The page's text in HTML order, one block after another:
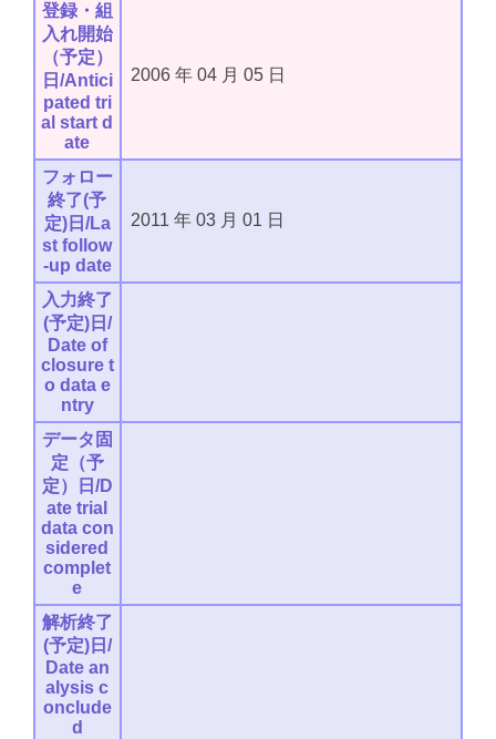
登録・組
入れ開始
（予定）
日/Antici
pated tri
al start d
ate
2006 年 04 月 05 日
フォロー
終了(予
定)日/La
st follow
-up date
2011 年 03 月 01 日
入力終了
(予定)日/
Date of
closure t
o data e
ntry
データ固
定（予
定）日/D
ate trial
data con
sidered
complet
e
解析終了
(予定)日/
Date an
alysis c
onclude
d